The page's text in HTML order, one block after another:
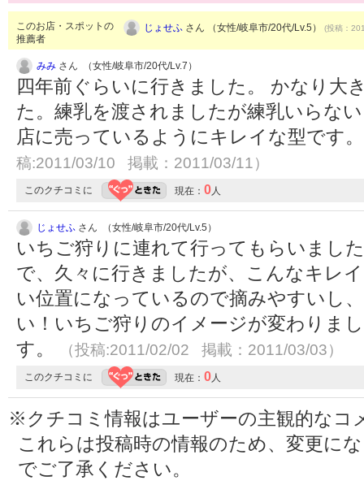
このお店・スポットの
推薦者
じょせふ さん （女性/岐阜市/20代/Lv.5） (投稿：
みみ さん （女性/岐阜市/20代/Lv.7）
四年前ぐらいに行きました。 かなり大
た。練乳を渡されましたが練乳いらな
店に売っているようにキレイな型です
稿:2011/03/10 掲載：2011/03/11）
このクチコミに 現在： 0人
じょせふ さん （女性/岐阜市/20代/Lv.5）
いちご狩りに連れて行ってもらいまし
で、久々に行きましたが、こんなキレ
い位置になっているので摘みやすいし
い！いちご狩りのイメージが変わりま
す。
（投稿:2011/02/02 掲載：2011/03/03）
このクチコミに 現在： 0人
※クチコミ情報はユーザーの主観的なコ
これらは投稿時の情報のため、変更に
でご了承ください。